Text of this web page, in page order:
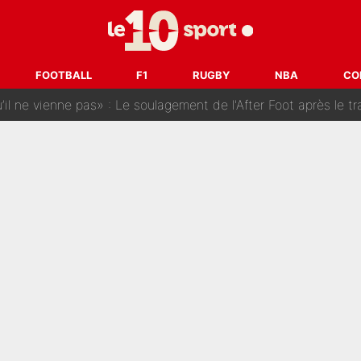
FOOTBALL F1 RUGBY NBA
La «discussion un peu lunaire» qui l'a convaincu de quitter le
: Le mercato du PSG va faire des victimes dans
ne vienne pas» : Le soulagement de l'After Foot après le